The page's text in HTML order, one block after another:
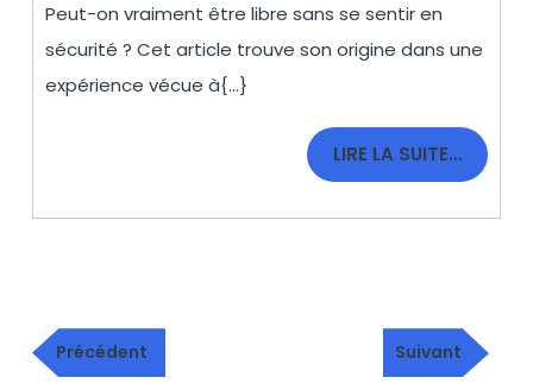
zone
de
Peut-on vraiment être libre sans se sentir en
sécurité ? Cet article trouve son origine dans une
expérience vécue à{...}
LIRE LA SUITE…LIRE
LA
Navigation
dePublication
précédente
Précédent
Article
suivant
Suivant